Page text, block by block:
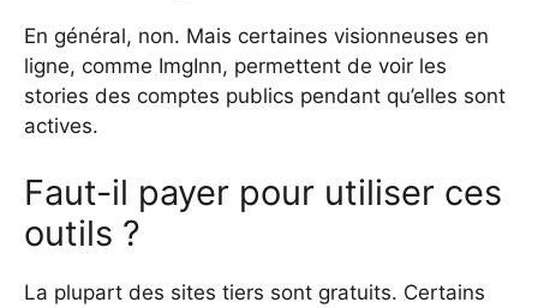
En général, non. Mais certaines visionneuses en
ligne, comme ImgInn, permettent de voir les
stories des comptes publics pendant qu’elles sont
actives.
Faut-il payer pour utiliser ces
outils ?
La plupart des sites tiers sont gratuits. Certains